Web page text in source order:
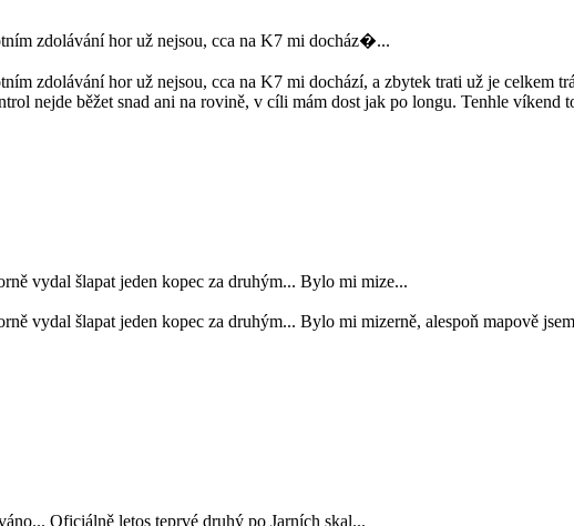
zdolávání hor už nejsou, cca na K7 mi docház�...
zdolávání hor už nejsou, cca na K7 mi dochází, a zbytek trati už je celkem
nejde běžet snad ani na rovině, v cíli mám dost jak po longu. Tenhle víkend
vydal šlapat jeden kopec za druhým... Bylo mi mize...
vydal šlapat jeden kopec za druhým... Bylo mi mizerně, alespoň mapově
Oficiálně letos teprvé druhý po Jarních skal...